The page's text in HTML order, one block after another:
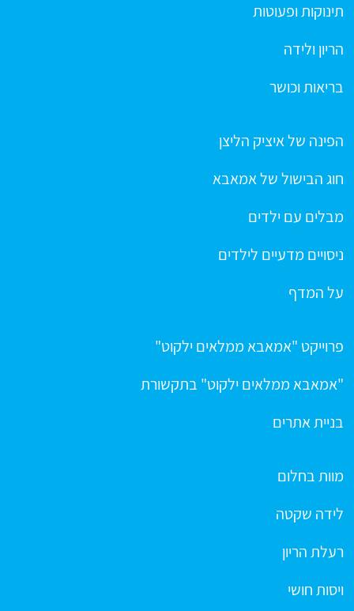
תינוקות ופעוטות
הריון ולידה
בריאות וכושר
הפינה של איציק הליצן
חוג הבישול של אמאבא
מבלים עם ילדים
ניסויים מדעיים לילדים
על המדף
פרוייקט "אמאבא ממלאים ילקוט"
"אמאבא ממלאים ילקוט" בתקשורת
בניית אתרים
מוות בחלום
לידה שקטה
רעלת הריון
ויסות חושי